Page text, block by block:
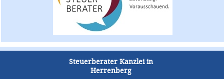
Steuerberater Kanzlei in
Herrenberg